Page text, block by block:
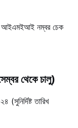
নম্বর চেক
থেকে চালু)
তারিখ